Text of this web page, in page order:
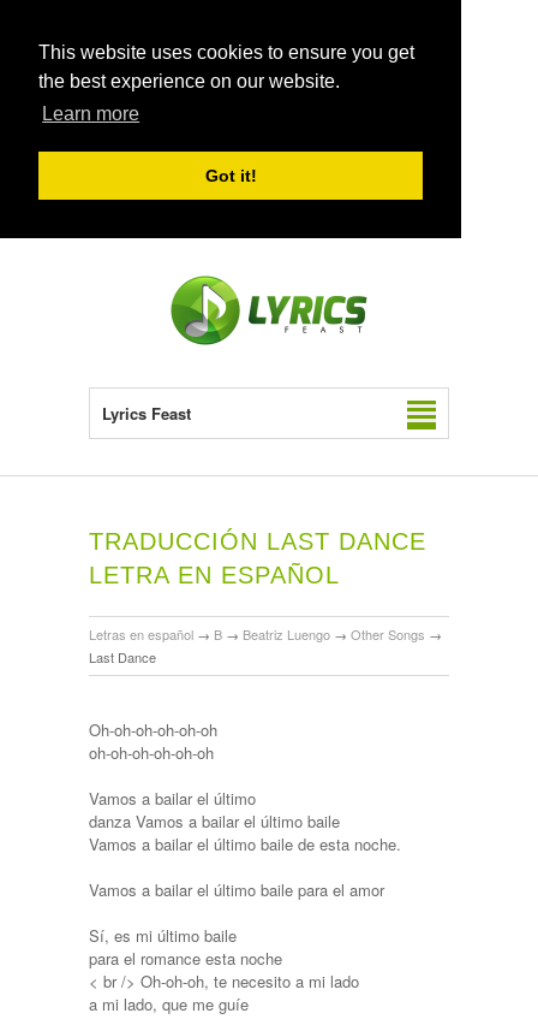
This website uses cookies to ensure you get
the best experience on our website.
Learn more
Got it!
Lyrics Feast
TRADUCCIÓN LAST DANCE
LETRA EN ESPAÑOL
Letras en español → B → Beatriz Luengo → Other Songs →
Last Dance
Oh-oh-oh-oh-oh-oh
oh-oh-oh-oh-oh-oh
Vamos a bailar el último
danza Vamos a bailar el último baile
Vamos a bailar el último baile de esta noche.
Vamos a bailar el último baile para el amor
Sí, es mi último baile
para el romance esta noche
< br /> Oh-oh-oh, te necesito a mi lado
a mi lado, que me guíe